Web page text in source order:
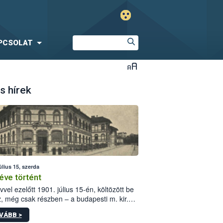
hírek
15, szerda
történt
ezelőtt 1901. július 15-én, költözött be
még csak részben – a budapesti m. kir.
állomás a Kis Rókus utca
alatti, Czigler Győző által tervezett új
>